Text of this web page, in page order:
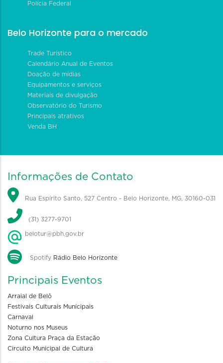
Polícia Federal
Belo Horizonte para o mercado
Trade Turístico
Calendário Anual de Eventos
Doação de mídias
Equipamentos e serviços
Materiais de divulgação
Observatório do Turismo
Principais atrativos
Venda BH
Informações de Contato
Rua Espírito Santo, 527 Centro - Belo Horizonte, MG, 30160-031
(31) 3277-9701
belotur@pbh.gov.br
Spotify Rádio Belo Horizonte
Principais Eventos
Arraial de Belô
Festivais Culturais Municipais
Carnaval
Noturno nos Museus
Zona Cultura Praça da Estação
Circuito Municipal de Cultura